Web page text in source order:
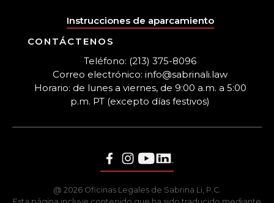
Instrucciones de aparcamiento
CONTÁCTENOS
Teléfono: (213) 375-8096
Correo electrónico: info@sabrinali.law
Horario: de lunes a viernes, de 9:00 a.m. a 5:00
p.m. PT (excepto días festivos)
@ 2026 Oficinas Legales de Sabrina Li, P.C.